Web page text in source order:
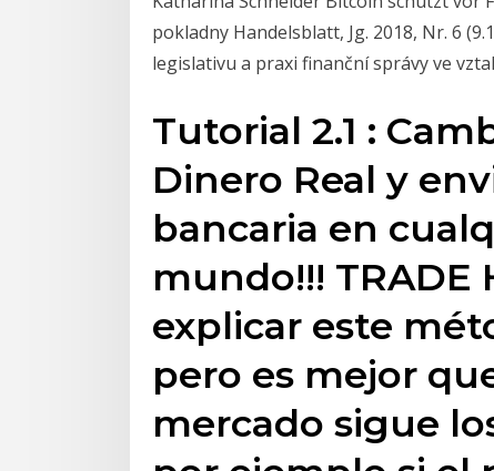
pokladny Handelsblatt, Jg. 2018, Nr. 6
legislativu a praxi finanční správy ve
Tutorial 2.1 :
Dinero Real y
bancaria en
mundo!!! TRADE
explicar este
pero es mejor
mercado sigue